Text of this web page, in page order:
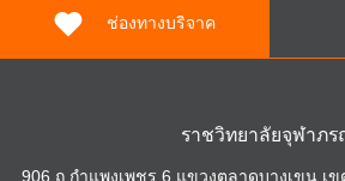
ช่องทางบริจาค
ราชวิทยาลัยจุฬาภ
906 ถ.กำแพงเพชร 6 แขวงตลาดบางเขน เ